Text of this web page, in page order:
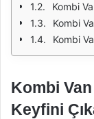
Kombi
Kombi
Kombi
Kombi
Keyfini